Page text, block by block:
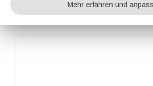
Mehr erfahren und